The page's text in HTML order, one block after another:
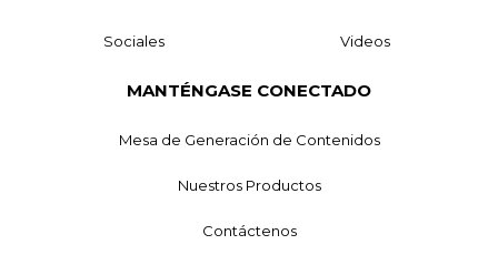
Sociales Videos
MANTÉNGASE CONECTADO
Mesa de Generación de Contenidos
Nuestros Productos
Contáctenos